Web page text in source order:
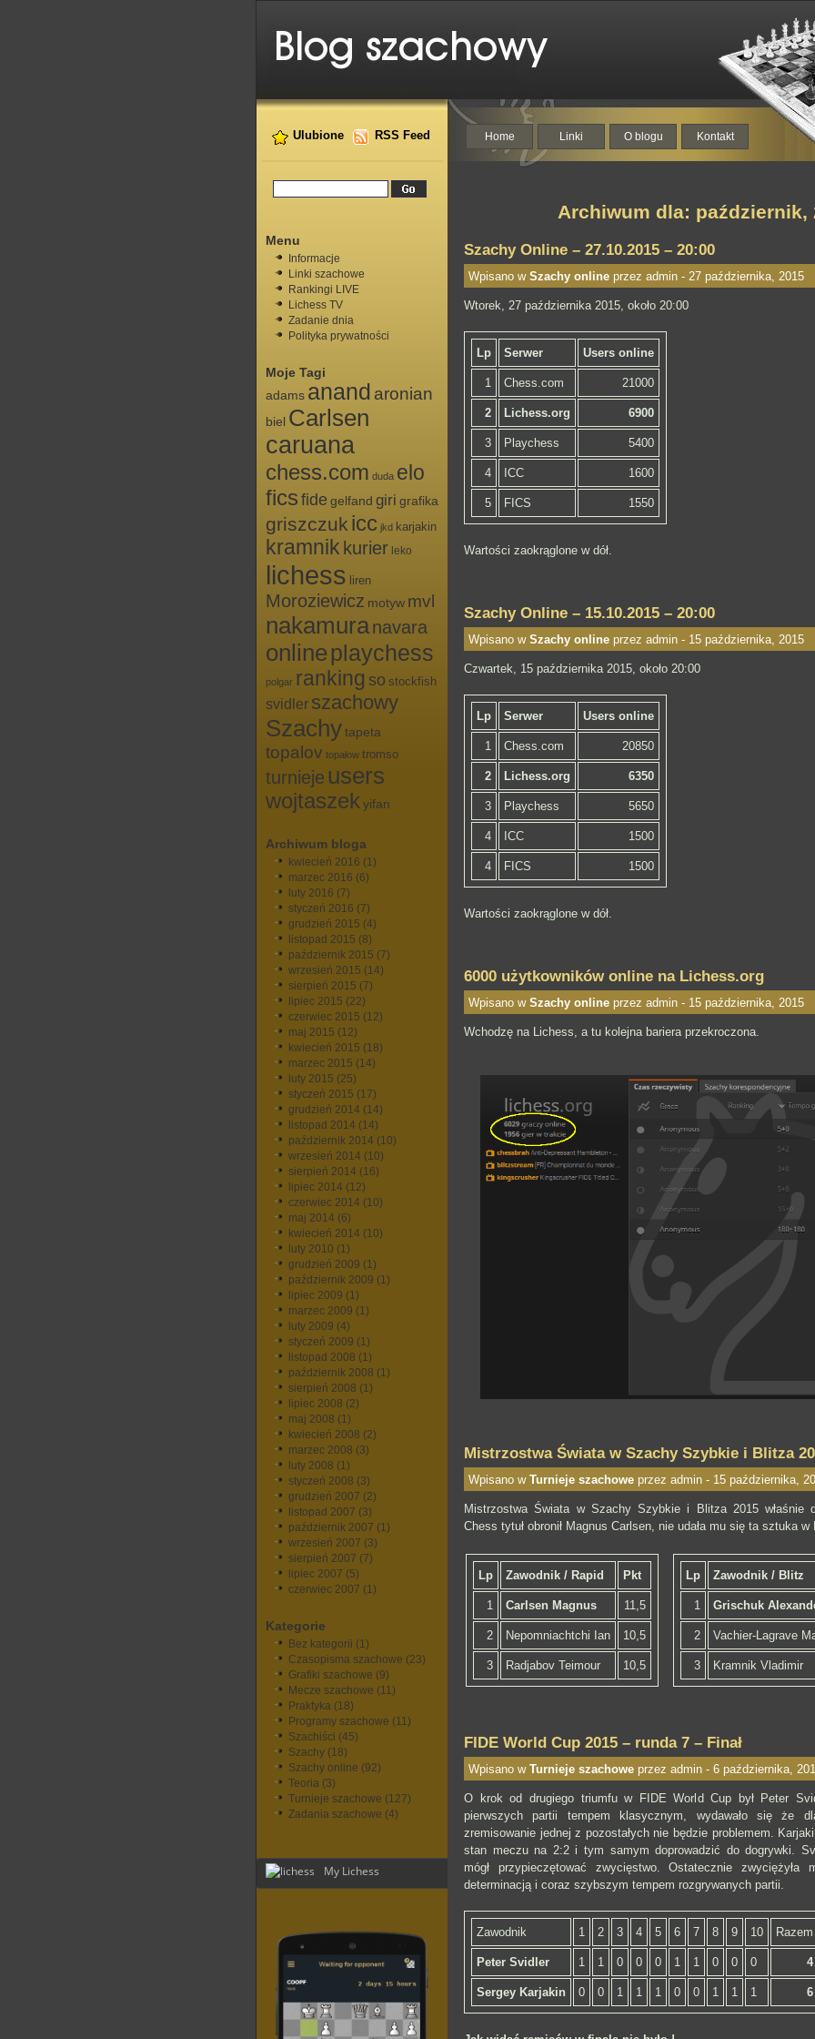
Home Linki O blogu Kontakt
Ulubione RSS Feed
Menu
Informacje
Linki szachowe
Rankingi LIVE
Lichess TV
Zadanie dnia
Polityka prywatności
Moje Tagi
adams anand aronian
biel Carlsen
caruana
chess.com duda elo
fics fide gelfand giri grafika
griszczuk icc jkd karjakin
kramnik kurier leko
lichess liren
Moroziewicz motyw mvl
nakamuranavara
onlineplaychess
polgar ranking so stockfish
svidler szachowy
Szachytapeta
topalov topałow tromso
turnieje users
wojtaszek yifan
Archiwum bloga
kwiecień 2016 (1)
marzec 2016 (6)
luty 2016 (7)
styczeń 2016 (7)
grudzień 2015 (4)
listopad 2015 (8)
październik 2015 (7)
wrzesień 2015 (14)
sierpień 2015 (7)
lipiec 2015 (22)
czerwiec 2015 (12)
maj 2015 (12)
kwiecień 2015 (18)
marzec 2015 (14)
luty 2015 (25)
styczeń 2015 (17)
grudzień 2014 (14)
listopad 2014 (14)
październik 2014 (10)
wrzesień 2014 (10)
sierpień 2014 (16)
lipiec 2014 (12)
czerwiec 2014 (10)
maj 2014 (6)
kwiecień 2014 (10)
luty 2010 (1)
grudzień 2009 (1)
październik 2009 (1)
lipiec 2009 (1)
marzec 2009 (1)
luty 2009 (4)
styczeń 2009 (1)
listopad 2008 (1)
październik 2008 (1)
sierpień 2008 (1)
lipiec 2008 (2)
maj 2008 (1)
kwiecień 2008 (2)
marzec 2008 (3)
luty 2008 (1)
styczeń 2008 (3)
grudzień 2007 (2)
listopad 2007 (3)
październik 2007 (1)
wrzesień 2007 (3)
sierpień 2007 (7)
lipiec 2007 (5)
czerwiec 2007 (1)
Kategorie
Bez kategorii (1)
Czasopisma szachowe (23)
Grafiki szachowe (9)
Mecze szachowe (11)
Praktyka (18)
Programy szachowe (11)
Szachiści (45)
Szachy (18)
Szachy online (92)
Teoria (3)
Turnieje szachowe (127)
Zadania szachowe (4)
My Lichess
Archiwum dla: październik,
Szachy Online – 27.10.2015 – 20:00
Wpisano w Szachy online przez admin - 27 października, 2015
Wtorek, 27 października 2015, około 20:00
Lp Serwer Users online
1 Chess.com 21000
2 Lichess.org 6900
3 Playchess 5400
4 ICC 1600
5 FICS 1550
Wartości zaokrąglone w dół.
Szachy Online – 15.10.2015 – 20:00
Wpisano w Szachy online przez admin - 15 października, 2015
Czwartek, 15 października 2015, około 20:00
Lp Serwer Users online
1 Chess.com 20850
2 Lichess.org 6350
3 Playchess 5650
4 ICC 1500
4 FICS 1500
Wartości zaokrąglone w dół.
6000 użytkowników online na Lichess.org
Wpisano w Szachy online przez admin - 15 października, 2015
Wchodzę na Lichess, a tu kolejna bariera przekroczona.
Mistrzostwa Świata w Szachy Szybkie i Blitza
Wpisano w Turnieje szachowe przez admin - 15 października,
Mistrzostwa Świata w Szachy Szybkie i Blitza 2015 właśnie
Chess tytuł obronił Magnus Carlsen, nie udała mu się ta sztuka w
Lp Zawodnik / Rapid Pkt
1 Carlsen Magnus 11,5
2 Nepomniachtchi Ian 10,5
3 Radjabov Teimour 10,5
Lp Zawodnik / Blitz
1 Grischuk
2 Vachier-Lagrave
3 Kramnik Vladimir
FIDE World Cup 2015 – runda 7 – Finał
Wpisano w Turnieje szachowe przez admin - 6 października,
O krok od drugiego triumfu w FIDE World Cup był Peter
pierwszych partii tempem klasycznym, wydawało się że
zremisowanie jednej z pozostałych nie będzie problemem.
stan meczu na 2:2 i tym samym doprowadzić do dogrywki.
mógł przypieczętować zwycięstwo. Ostatecznie zwyciężyła
determinacją i coraz szybszym tempem rozgrywanych partii.
Zawodnik 1 2 3 4 5 6 7 8 9 10 Razem
Peter Svidler 1 1 0 0 0 1 1 0 0 0 4
Sergey Karjakin 0 0 1 1 1 0 0 1 1 1 6